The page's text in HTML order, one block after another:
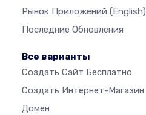
Рынок Приложений (English)
Последние Обновления
Все варианты
Создать Сайт Бесплатно
Создать Интернет-Магазин
Домен